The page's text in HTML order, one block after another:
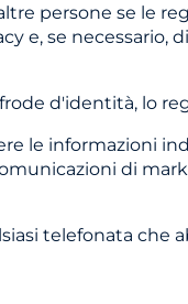
persone se le
e, se necessario,
d'identità, lo
le informazioni
di
telefonata che